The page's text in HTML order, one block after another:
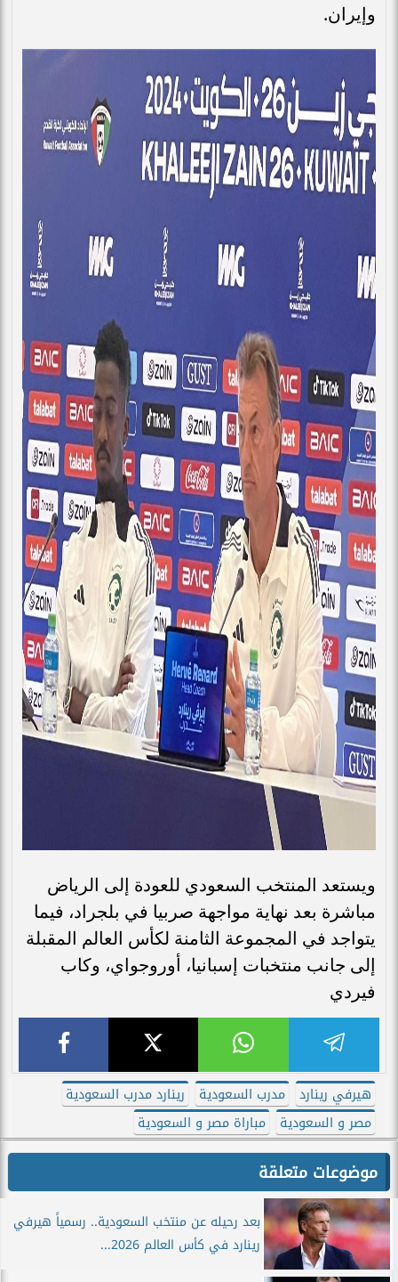
وإيران.
ويستعد المنتخب السعودي للعودة إلى الرياض
مباشرة بعد نهاية مواجهة صربيا في بلجراد، فيما
يتواجد في المجموعة الثامنة لكأس العالم المقبلة
إلى جانب منتخبات إسبانيا، أوروجواي، وكاب
فيردي
هيرفي رينارد مدرب السعودية
رينارد مدرب السعودية
مصر و السعودية
مباراة مصر و السعودية
موضوعات متعلقة
بعد رحيله عن منتخب السعودية.. رسمياً هيرفي
رينارد في كأس العالم 2026...